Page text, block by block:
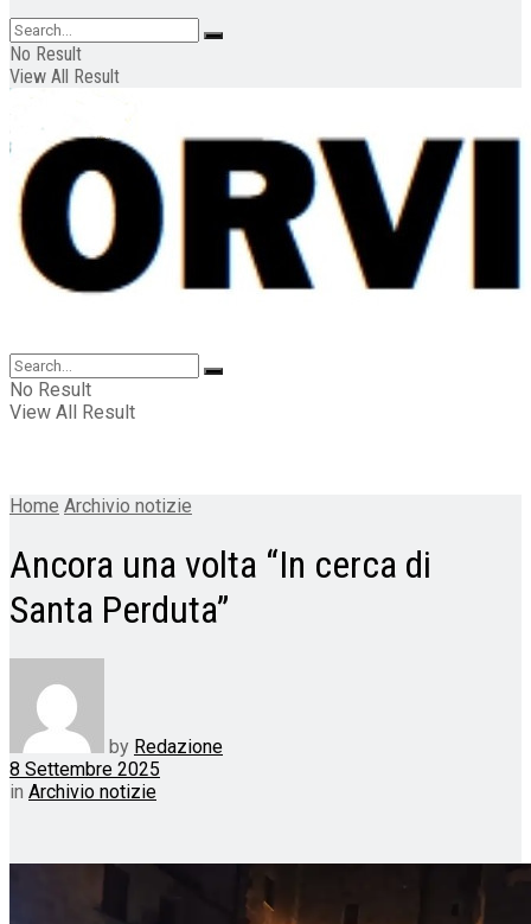
No Result
View All Result
No Result
View All Result
Home Archivio notizie
Ancora una volta “In cerca di
Santa Perduta”
by Redazione
8 Settembre 2025
in Archivio notizie